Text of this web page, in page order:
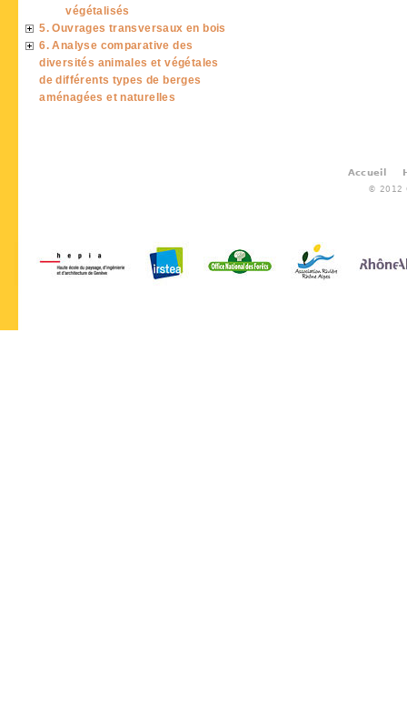
végétalisés
5. Ouvrages transversaux en bois
6. Analyse comparative des
diversités animales et végétales
de différents types de berges
aménagées et naturelles
Accueil
© 2012